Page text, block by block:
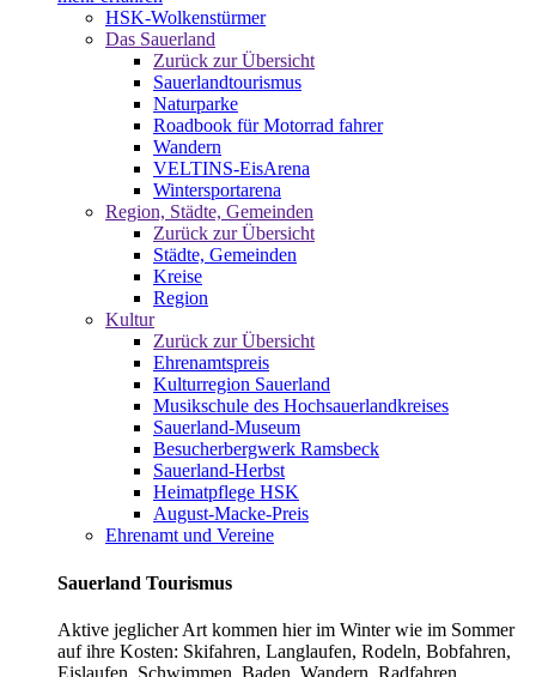
HSK-Wolkenstürmer
Das Sauerland
Zurück zur Übersicht
Sauerlandtourismus
Naturparke
Roadbook für Motorrad fahrer
Wandern
VELTINS-EisArena
Wintersportarena
Region, Städte, Gemeinden
Zurück zur Übersicht
Städte, Gemeinden
Kreise
Region
Kultur
Zurück zur Übersicht
Ehrenamtspreis
Kulturregion Sauerland
Musikschule des Hochsauerlandkreises
Sauerland-Museum
Besucherbergwerk Ramsbeck
Sauerland-Herbst
Heimatpflege HSK
August-Macke-Preis
Ehrenamt und Vereine
Sauerland Tourismus
Aktive jeglicher Art kommen hier im Winter wie im Sommer
auf ihre Kosten: Skifahren, Langlaufen, Rodeln, Bobfahren,
Eislaufen, Schwimmen, Baden, Wandern, Radfahren,